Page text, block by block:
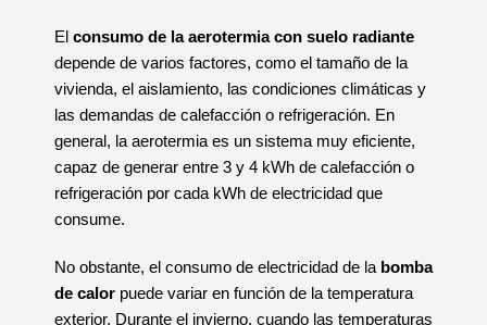
El consumo de la aerotermia con suelo radiante
depende de varios factores, como el tamaño de la
vivienda, el aislamiento, las condiciones climáticas y
las demandas de calefacción o refrigeración. En
general, la aerotermia es un sistema muy eficiente,
capaz de generar entre 3 y 4 kWh de calefacción o
refrigeración por cada kWh de electricidad que
consume.
No obstante, el consumo de electricidad de la bomba
de calor puede variar en función de la temperatura
exterior. Durante el invierno, cuando las temperaturas